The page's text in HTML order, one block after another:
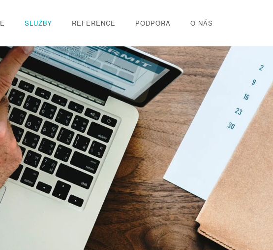
SLUŽBY REFERENCE PODPORA O NÁS